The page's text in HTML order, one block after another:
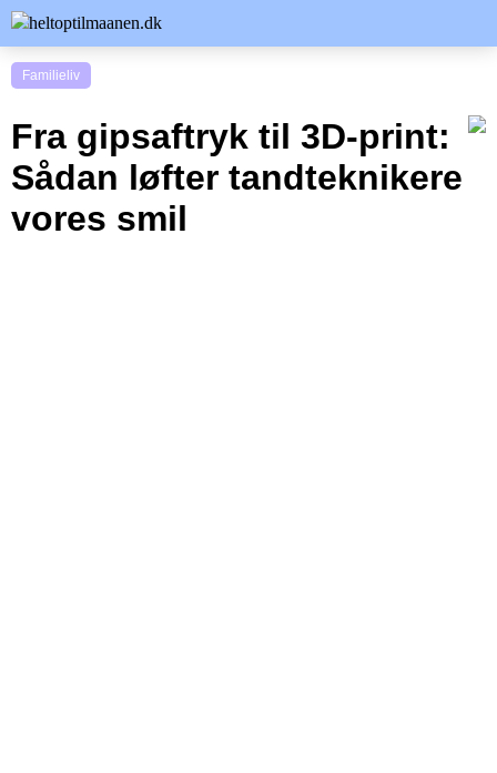
Familieliv
Fra gipsaftryk til 3D-print:
Sådan løfter tandteknikere
vores smil